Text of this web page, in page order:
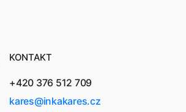
KONTAKT
+420 376 512 709
kares@inkakares.cz